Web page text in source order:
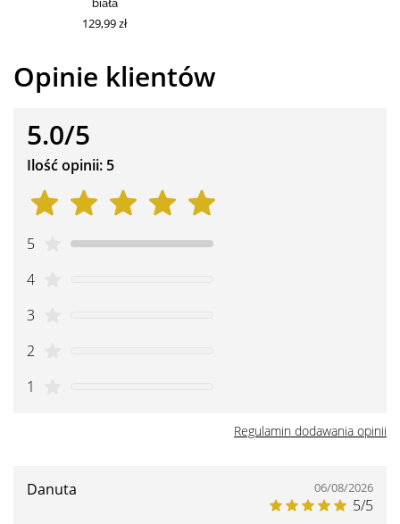
biała
129,99 zł
Opinie klientów
5.0/5
Ilość opinii: 5
5
4
3
2
1
Regulamin dodawania opinii
Danuta 06/08/2026
5/5